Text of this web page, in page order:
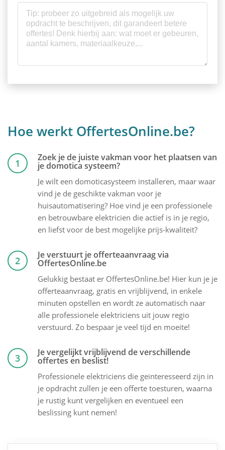
Hoe werkt OffertesOnline.be?
1 Zoek je de juiste vakman voor het plaatsen van
je domotica systeem?
Je wilt een domoticasysteem installeren, maar waar
vind je de geschikte vakman voor je
huisautomatisering? Hoe vind je een professionele
en betrouwbare elektricien die actief is in je regio,
en liefst voor de best mogelijke prijs-kwaliteit?
2 Je verstuurt je offerteaanvraag via
OffertesOnline.be
Gelukkig bestaat er OffertesOnline.be! Hier kun je je
offerteaanvraag, gratis en vrijblijvend, in enkele
minuten opstellen en wordt ze automatisch naar
alle professionele elektriciens uit jouw regio
verstuurd. Zo bespaar je veel tijd en moeite!
3 Je vergelijkt vrijblijvend de verschillende
offertes en beslist!
Professionele elektriciens die geïnteresseerd zijn in
je opdracht zullen je een offerte toesturen, waarna
je rustig kunt vergelijken en eventueel een
beslissing kunt nemen!